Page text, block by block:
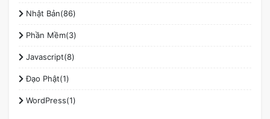
Nhật Bản(86)
Phần Mềm(3)
Javascript(8)
Đạo Phật(1)
WordPress(1)